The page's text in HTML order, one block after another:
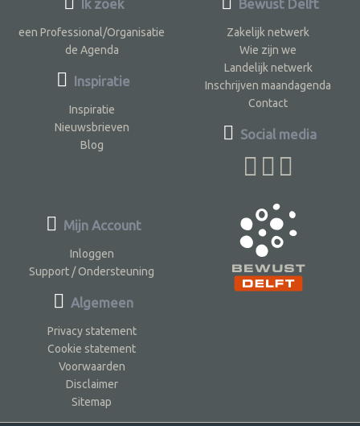
Ik zoek
een Professional/Organisatie
de Agenda
Inspiratie
Inspiratie
Nieuwsbrieven
Blog
Bewust Delft
Zakelijk netwerk
Wie zijn we
Landelijk netwerk
Inschrijven maandagenda
Contact
Social media
Mijn Account
Inloggen
Support / Ondersteuning
Algemeen
Privacy statement
Cookie statement
Voorwaarden
Disclaimer
Sitemap